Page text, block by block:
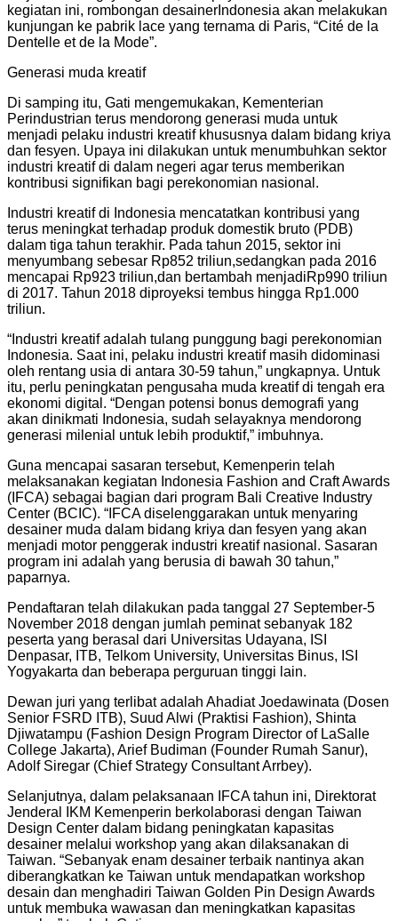
kegiatan ini, rombongan desainerIndonesia akan melakukan
kunjungan ke pabrik lace yang ternama di Paris, “Cité de la
Dentelle et de la Mode”.
Generasi muda kreatif
Di samping itu, Gati mengemukakan, Kementerian
Perindustrian terus mendorong generasi muda untuk
menjadi pelaku industri kreatif khususnya dalam bidang kriya
dan fesyen. Upaya ini dilakukan untuk menumbuhkan sektor
industri kreatif di dalam negeri agar terus memberikan
kontribusi signifikan bagi perekonomian nasional.
Industri kreatif di Indonesia mencatatkan kontribusi yang
terus meningkat terhadap produk domestik bruto (PDB)
dalam tiga tahun terakhir. Pada tahun 2015, sektor ini
menyumbang sebesar Rp852 triliun,sedangkan pada 2016
mencapai Rp923 triliun,dan bertambah menjadiRp990 triliun
di 2017. Tahun 2018 diproyeksi tembus hingga Rp1.000
triliun.
“Industri kreatif adalah tulang punggung bagi perekonomian
Indonesia. Saat ini, pelaku industri kreatif masih didominasi
oleh rentang usia di antara 30-59 tahun,” ungkapnya. Untuk
itu, perlu peningkatan pengusaha muda kreatif di tengah era
ekonomi digital. “Dengan potensi bonus demografi yang
akan dinikmati Indonesia, sudah selayaknya mendorong
generasi milenial untuk lebih produktif,” imbuhnya.
Guna mencapai sasaran tersebut, Kemenperin telah
melaksanakan kegiatan Indonesia Fashion and Craft Awards
(IFCA) sebagai bagian dari program Bali Creative Industry
Center (BCIC). “IFCA diselenggarakan untuk menyaring
desainer muda dalam bidang kriya dan fesyen yang akan
menjadi motor penggerak industri kreatif nasional. Sasaran
program ini adalah yang berusia di bawah 30 tahun,”
paparnya.
Pendaftaran telah dilakukan pada tanggal 27 September-5
November 2018 dengan jumlah peminat sebanyak 182
peserta yang berasal dari Universitas Udayana, ISI
Denpasar, ITB, Telkom University, Universitas Binus, ISI
Yogyakarta dan beberapa perguruan tinggi lain.
Dewan juri yang terlibat adalah Ahadiat Joedawinata (Dosen
Senior FSRD ITB), Suud Alwi (Praktisi Fashion), Shinta
Djiwatampu (Fashion Design Program Director of LaSalle
College Jakarta), Arief Budiman (Founder Rumah Sanur),
Adolf Siregar (Chief Strategy Consultant Arrbey).
Selanjutnya, dalam pelaksanaan IFCA tahun ini, Direktorat
Jenderal IKM Kemenperin berkolaborasi dengan Taiwan
Design Center dalam bidang peningkatan kapasitas
desainer melalui workshop yang akan dilaksanakan di
Taiwan. “Sebanyak enam desainer terbaik nantinya akan
diberangkatkan ke Taiwan untuk mendapatkan workshop
desain dan menghadiri Taiwan Golden Pin Design Awards
untuk membuka wawasan dan meningkatkan kapasitas